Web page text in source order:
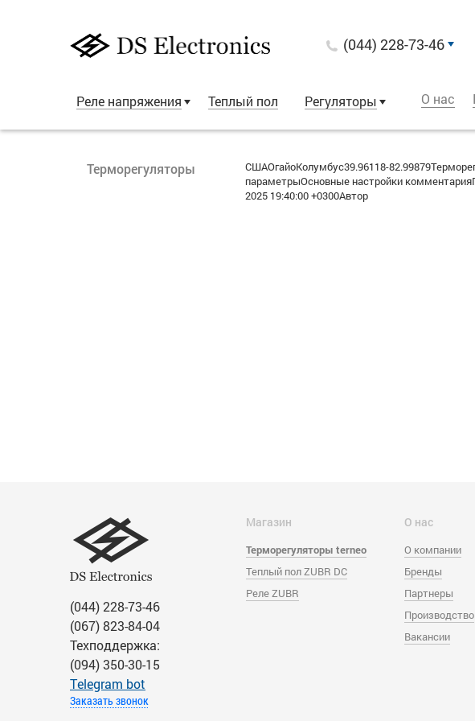
(044) 228-73-46
Реле напряжения Теплый пол Регуляторы О нас
Терморегуляторы
СШАОгайоКолумбус39.96118-
параметрыОсновные настройки
2025 19:40:00 +0300Автор
(044) 228-73-46
(067) 823-84-04
Техподдержка:
(094) 350-30-15
Тelegram bot
Заказать звонок
Магазин
Терморегуляторы terneo
Теплый пол ZUBR DC
Реле ZUBR
О нас
О компании
Бренды
Партнеры
Производство
Вакансии